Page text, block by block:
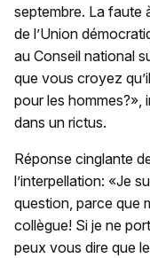
septembre. La faute
de l’Union
au Conseil national
que vous croyez
pour les hommes?»,
dans un rictus.
Réponse cinglante
l’interpellation: «Je
question, parce que
collègue! Si je ne
peux vous dire que